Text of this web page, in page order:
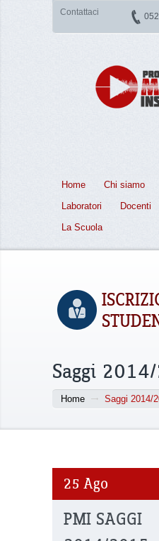
Contattaci
Home Chi siamo
Laboratori
Docenti
La Scuola
Saggi
Home Saggi 2014/
25 Ago
PMI SAGGI